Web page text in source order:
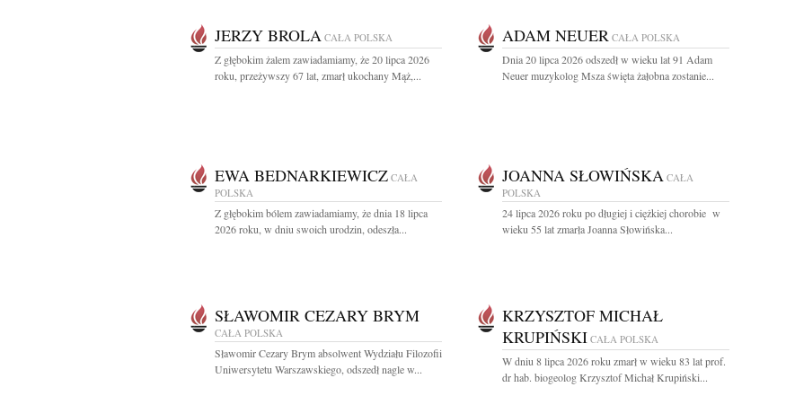
JERZY BROLA CAŁA POLSKA
Z głębokim żalem zawiadamiamy, że 20 lipca 2026
roku, przeżywszy 67 lat, zmarł ukochany Mąż,...
ADAM NEUER CAŁA POLSKA
Dnia 20 lipca 2026 odszedł w wieku lat 91 Adam
Neuer muzykolog Msza święta żałobna zostanie...
EWA BEDNARKIEWICZ CAŁA
POLSKA
Z głębokim bólem zawiadamiamy, że dnia 18 lipca
2026 roku, w dniu swoich urodzin, odeszła...
JOANNA SŁOWIŃSKA CAŁA
POLSKA
24 lipca 2026 roku po długiej i ciężkiej chorobie w
wieku 55 lat zmarła Joanna Słowińska...
SŁAWOMIR CEZARY BRYM
CAŁA POLSKA
Sławomir Cezary Brym absolwent Wydziału Filozofii
Uniwersytetu Warszawskiego, odszedł nagle w...
KRZYSZTOF MICHAŁ
KRUPIŃSKI CAŁA POLSKA
W dniu 8 lipca 2026 roku zmarł w wieku 83 lat prof.
dr hab. biogeolog Krzysztof Michał Krupiński...